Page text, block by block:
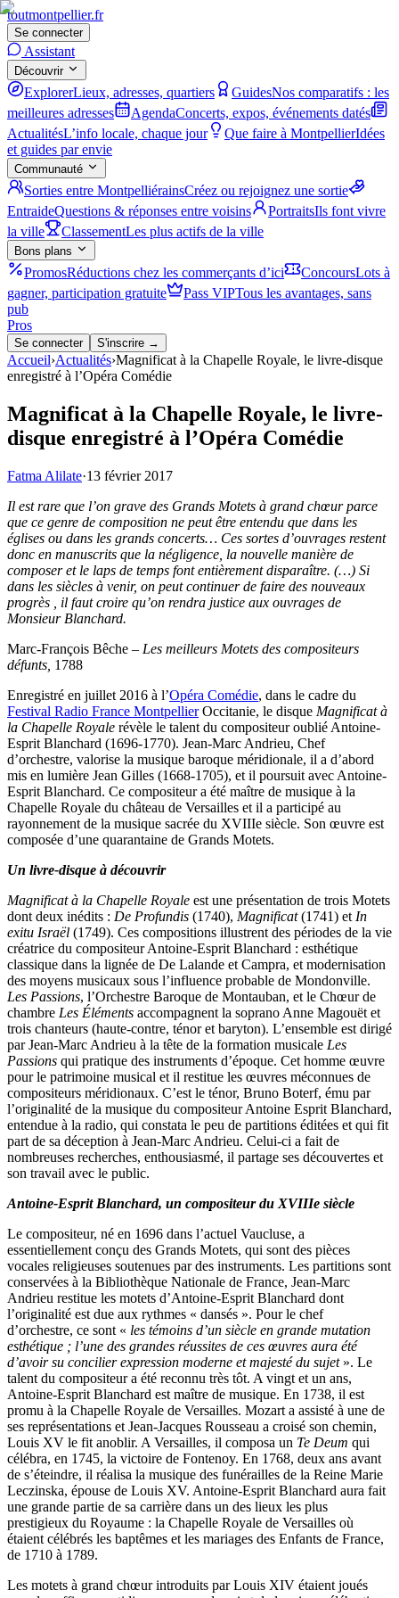
toutmontpellier.fr
Se connecter
Assistant
Découvrir
ExplorerLieux, adresses, quartiers GuidesNos comparatifs : les
meilleures adresses
AgendaConcerts, expos, événements datés
ActualitésL’info locale, chaque jour Que faire à MontpellierIdées
et guides par envie
Communauté
Sorties entre MontpelliérainsCréez ou rejoignez une sortie
EntraideQuestions & réponses entre voisins PortraitsIls font vivre
la ville
ClassementLes plus actifs de la ville
Bons plans
PromosRéductions chez les commerçants d’ici ConcoursLots à
gagner, participation gratuite
Pass VIPTous les avantages, sans
pub
Pros
Se connecter S'inscrire →
Accueil›Actualités›Magnificat à la Chapelle Royale, le livre-disque
enregistré à l’Opéra Comédie
Magnificat à la Chapelle Royale, le livre-
disque enregistré à l’Opéra Comédie
Fatma Alilate·13 février 2017
Il est rare que l’on grave des Grands Motets à grand chœur parce
que ce genre de composition ne peut être entendu que dans les
églises ou dans les grands concerts… Ces sortes d’ouvrages restent
donc en manuscrits que la négligence, la nouvelle manière de
composer et le laps de temps font entièrement disparaître. (…) Si
dans les siècles à venir, on peut continuer de faire des nouveaux
progrès , il faut croire qu’on rendra justice aux ouvrages de
Monsieur Blanchard.
Marc-François Bêche – Les meilleurs Motets des compositeurs
défunts, 1788
Enregistré en juillet 2016 à l’Opéra Comédie, dans le cadre du
Festival Radio France MontpellierOccitanie, le disque Magnificat à
la Chapelle Royale révèle le talent du compositeur oublié Antoine-
Esprit Blanchard (1696-1770). Jean-Marc Andrieu, Chef
d’orchestre, valorise la musique baroque méridionale, il a d’abord
mis en lumière Jean Gilles (1668-1705), et il poursuit avec Antoine-
Esprit Blanchard. Ce compositeur a été maître de musique à la
Chapelle Royale du château de Versailles et il a participé au
rayonnement de la musique sacrée du XVIIIe siècle. Son œuvre est
composée d’une quarantaine de Grands Motets.
Un livre-disque à découvrir
Magnificat à la Chapelle Royale est une présentation de trois Motets
dont deux inédits : De Profundis (1740), Magnificat(1741) et In
exitu Israël (1749). Ces compositions illustrent des périodes de la vie
créatrice du compositeur Antoine-Esprit Blanchard : esthétique
classique dans la lignée de De Lalande et Campra, et modernisation
des moyens musicaux sous l’influence probable de Mondonville.
Les Passions, l’Orchestre Baroque de Montauban, et le Chœur de
chambre Les Éléments accompagnent la soprano Anne Magouët et
trois chanteurs (haute-contre, ténor et baryton). L’ensemble est dirigé
par Jean-Marc Andrieu à la tête de la formation musicale Les
Passions qui pratique des instruments d’époque. Cet homme œuvre
pour le patrimoine musical et il restitue les œuvres méconnues de
compositeurs méridionaux. C’est le ténor, Bruno Boterf, ému par
l’originalité de la musique du compositeur Antoine Esprit Blanchard,
entendue à la radio, qui constata le peu de partitions éditées et qui fit
part de sa déception à Jean-Marc Andrieu. Celui-ci a fait de
nombreuses recherches, enthousiasmé, il partage ses découvertes et
son travail avec le public.
Antoine-Esprit Blanchard, un compositeur du XVIIIe siècle
Le compositeur, né en 1696 dans l’actuel Vaucluse, a
essentiellement conçu des Grands Motets, qui sont des pièces
vocales religieuses soutenues par des instruments. Les partitions sont
conservées à la Bibliothèque Nationale de France, Jean-Marc
Andrieu restitue les motets d’Antoine-Esprit Blanchard dont
l’originalité est due aux rythmes « dansés ». Pour le chef
d’orchestre, ce sont « les témoins d’un siècle en grande mutation
esthétique ; l’une des grandes réussites de ces œuvres aura été
d’avoir su concilier expression moderne et majesté du sujet». Le
talent du compositeur a été reconnu très tôt. A vingt et un ans,
Antoine-Esprit Blanchard est maître de musique. En 1738, il est
promu à la Chapelle Royale de Versailles. Mozart a assisté à une de
ses représentations et Jean-Jacques Rousseau a croisé son chemin,
Louis XV le fit anoblir. A Versailles, il composa un Te Deum qui
célébra, en 1745, la victoire de Fontenoy. En 1768, deux ans avant
de s’éteindre, il réalisa la musique des funérailles de la Reine Marie
Leczinska, épouse de Louis XV. Antoine-Esprit Blanchard aura fait
une grande partie de sa carrière dans un des lieux les plus
prestigieux du Royaume : la Chapelle Royale de Versailles où
étaient célébrés les baptêmes et les mariages des Enfants de France,
de 1710 à 1789.
Les motets à grand chœur introduits par Louis XIV étaient joués